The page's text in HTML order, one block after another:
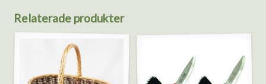
Relaterade produkter